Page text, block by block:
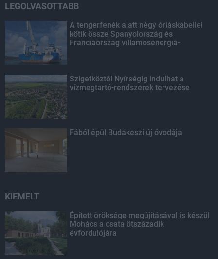
LEGOLVASOTTABB
A tengerfenék alatt négy óriáskábellel
kötik össze Spanyolország és
Franciaország villamosenergia-
Szigetköztől Nyírségig indulhat a
vízmegtartó-rendszerek tervezése
Fából épül Budakeszi új óvodája
KIEMELT
Épített öröksége megújításával is készül
Mohács a csata ötszázadik
évfordulójára